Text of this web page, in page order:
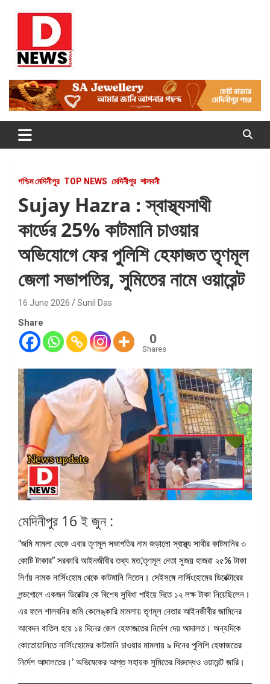
Dnews
#Medinipur24X7News
পশ্চিম মেদিনীপুর TOP NEWS মেদিনীপুর শালবনী
Sujay Hazra : স্বাস্থ্যসাথী
কার্ডের 25% কাটমানি চাওয়ার
অভিযোগে ফের পুলিশি হেফাজত তৃণমূল
জেলা সভাপতির, সুমিতের নামে ওয়ারেন্ট
16 June 2026 Sunil Das
Share
0
Shares
মেদিনীপুর 16 ই জুন :
“জমি মামলা থেকে এবার তৃণমূল সভাপতির নাম জড়ালো স্বাস্থ্য সাথীর কাটমানির ৩
কোটি টাকার” সরকারি আইনজীবীর তথ্য মত,’তৃণমূল নেতা সুজয় হাজরা ২৫% টাকা
নির্ণয় নামক নার্সিংহোম থেকে কাটমানি নিতেন। সেইসঙ্গে নার্সিংহোমের ডিরেক্টারের
গন্ডগোলে একজন ডিরেক্টর কে বিশেষ সুবিধা পাইয়ে দিতে ১২ লক্ষ টাকা নিয়েছিলেন।
এর ফলে শালবনির জমি কেলেঙ্কারি মামলায় তৃণমূল নেতার আইনজীবীর জামিনের
আবেদন বাতিল হয়ে ১৪ দিনের জেল হেফাজতের নির্দেশ দেয় আদালত। অন্যদিকে
কোতোয়ালিতে নার্সিংহোমের কাটমানি চাওয়ার মামলায় ৯ দিনের পুলিশি হেফাজতের
নির্দেশ আদালতের।’ অভিষেকের আপ্ত সহায়ক সুমিতের বিরুদ্ধেও ওয়ারেন্ট জারি।